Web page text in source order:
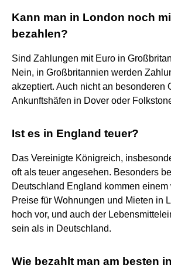
Kann man in London noch
bezahlen?
Sind Zahlungen mit Euro in
Nein, in Großbritannien werden
akzeptiert. Auch nicht an besonderen
Ankunftshäfen in Dover oder
Ist es in England teuer?
Das Vereinigte Königreich,
oft als teuer angesehen. Besonders
Deutschland England kommen
Preise für Wohnungen und Mieten in
hoch vor, und auch der
sein als in Deutschland.
Wie bezahlt man am besten